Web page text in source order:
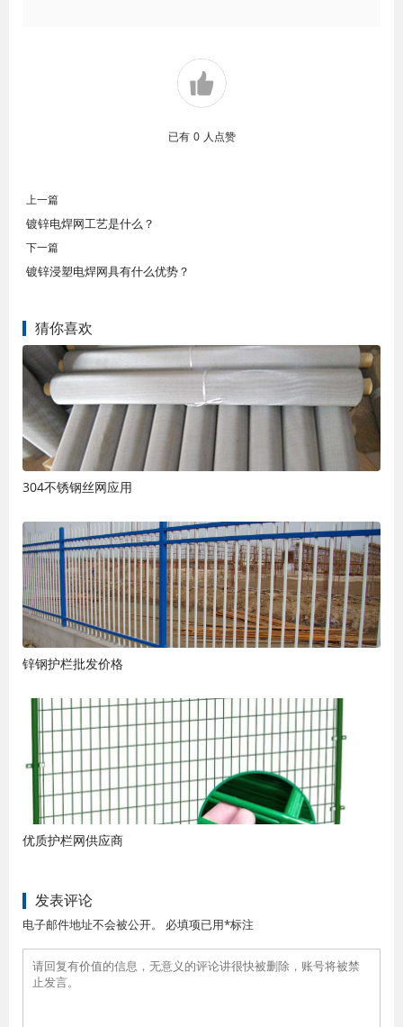
已有 0 人点赞
上一篇
镀锌电焊网工艺是什么？
下一篇
镀锌浸塑电焊网具有什么优势？
猜你喜欢
304不锈钢丝网应用
锌钢护栏批发价格
优质护栏网供应商
发表评论
电子邮件地址不会被公开。 必填项已用*标注